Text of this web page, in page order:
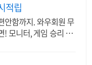
적립
안함까지. 와우회원 무
! 모니터, 게임 승리 확